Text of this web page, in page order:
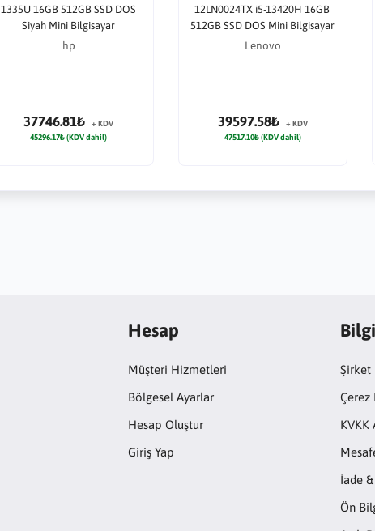
1335U 16GB 512GB SSD DOS
Siyah Mini Bilgisayar
hp
37746.81₺
+ KDV
45296.17₺ (KDV dahil)
12LN0024TX i5-13420H 16GB
512GB SSD DOS Mini Bilgisayar
Lenovo
39597.58₺
+ KDV
47517.10₺ (KDV dahil)
Hesap
Müşteri Hizmetleri
Bölgesel Ayarlar
Hesap Oluştur
Giriş Yap
Bilgi
Şirket
Çerez
KVKK
İade
Ön